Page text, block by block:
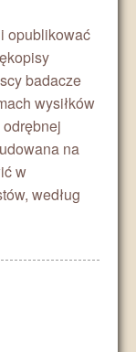
opublikować
badacze
wysiłków
na
w
według